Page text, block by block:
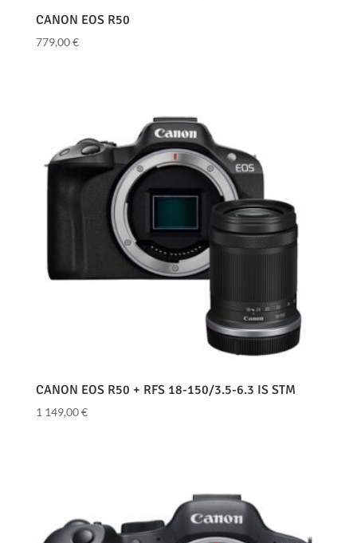
CANON EOS R50
779,00€
CANON EOS R50 + RFS 18-150/3.5-6.3 IS STM
1 149,00€